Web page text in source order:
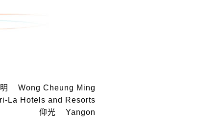
明 Wong Cheung Ming
La Hotels and Resorts
仰光 Yangon